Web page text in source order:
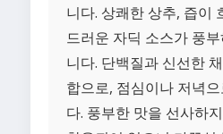
니다. 상쾌한 상추, 즙이
드러운 자딕 소스가 풍
니다. 단백질과 신선한
합으로, 점심이나 저녁
다. 풍부한 맛을 선사하